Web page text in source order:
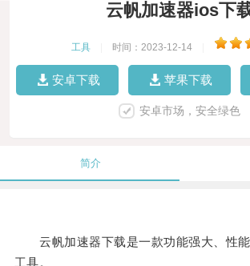
云帆加速器ios下
工具 时间：2023-12-14
安卓下载 苹果下载
安卓市场，安全绿色
简介
云帆加速器下载是一款功能强大、性能
工具。